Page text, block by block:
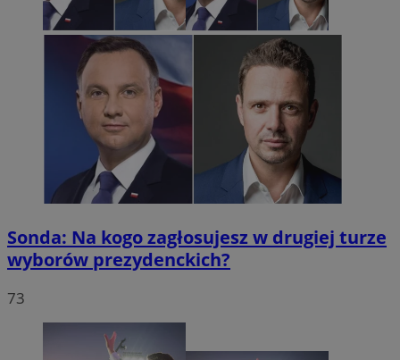
Sonda: Na kogo zagłosujesz w drugiej turze
wyborów prezydenckich?
73